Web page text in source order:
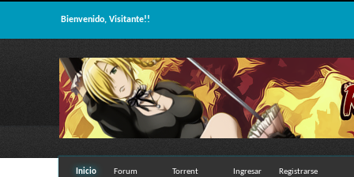
Bienvenido, Visitante!!
Inicio Forum Torrent Ingresar Registrarse